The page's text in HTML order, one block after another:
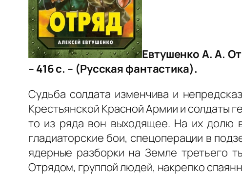
Евтушенко А. А.
– 416 с. – (Русская фантастика).
Судьба солдата изменчива и
Крестьянской Красной Армии и солдаты
то из ряда вон выходящее. На их долю
гладиаторские бои, спецоперации в
ядерные разборки на Земле третьего
Отрядом, группой людей, накрепко